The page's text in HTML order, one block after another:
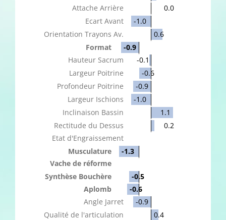
Attache Arrière
0.0
Ecart Avant
-1.0
Orientation Trayons Av.
0.6
Format
-0.9
Hauteur Sacrum
-0.1
Largeur Poitrine
-0.6
Profondeur Poitrine
-0.9
Largeur Ischions
-1.0
Inclinaison Bassin
1.1
Rectitude du Dessus
0.2
Etat d'Engraissement
Musculature
-1.3
Vache de réforme
Synthèse Bouchère
-0.5
Aplomb
-0.6
Angle Jarret
-0.9
Qualité de l'articulation
0.4